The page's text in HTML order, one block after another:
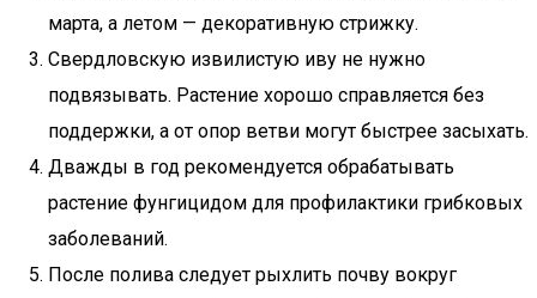
марта, а летом — декоративную стрижку.
Свердловскую извилистую иву не нужно
подвязывать. Растение хорошо справляется без
поддержки, а от опор ветви могут быстрее засыхать.
Дважды в год рекомендуется обрабатывать
растение фунгицидом для профилактики грибковых
заболеваний.
После полива следует рыхлить почву вокруг